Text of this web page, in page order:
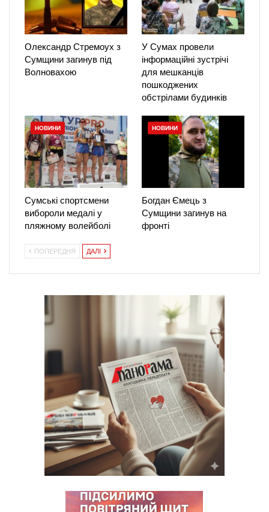
Олександр Стремоух з
Сумщини загинув під
Волновахою
У Сумах провели
інформаційні зустрічі
для мешканців
пошкоджених
обстрілами будинків
НОВИНИ
Сумські спортсмени
вибороли медалі у
пляжному волейболі
НОВИНИ
Богдан Ємець з
Сумщини загинув на
фронті
ПОПЕРЕДНЯ ДАЛІ